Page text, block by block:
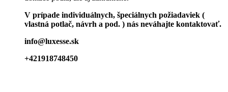
V prípade individuálnych, špeciálnych požiadaviek (
vlastná potlač, návrh a pod. ) nás neváhajte kontaktovať.
info@luxesse.sk
+421918748450